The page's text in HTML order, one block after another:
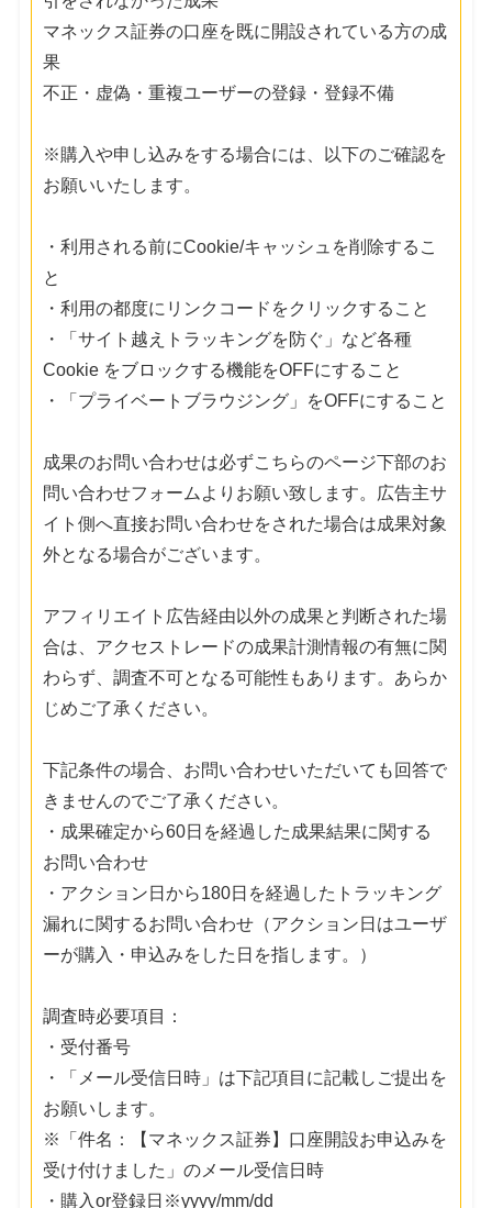
マネックス証券の口座を既に開設されている方の成
果
不正・虚偽・重複ユーザーの登録・登録不備
※購入や申し込みをする場合には、以下のご確認を
お願いいたします。
・利用される前にCookie/キャッシュを削除するこ
と
・利用の都度にリンクコードをクリックすること
・「サイト越えトラッキングを防ぐ」など各種
Cookie をブロックする機能をOFFにすること
・「プライベートブラウジング」をOFFにすること
成果のお問い合わせは必ずこちらのページ下部のお
問い合わせフォームよりお願い致します。広告主サ
イト側へ直接お問い合わせをされた場合は成果対象
外となる場合がございます。
アフィリエイト広告経由以外の成果と判断された場
合は、アクセストレードの成果計測情報の有無に関
わらず、調査不可となる可能性もあります。あらか
じめご了承ください。
下記条件の場合、お問い合わせいただいても回答で
きませんのでご了承ください。
・成果確定から60日を経過した成果結果に関する
お問い合わせ
・アクション日から180日を経過したトラッキング
漏れに関するお問い合わせ（アクション日はユーザ
ーが購入・申込みをした日を指します。）
調査時必要項目：
・受付番号
・「メール受信日時」は下記項目に記載しご提出を
お願いします。
※「件名：【マネックス証券】口座開設お申込みを
受け付けました」のメール受信日時
・購入or登録日※yyyy/mm/dd